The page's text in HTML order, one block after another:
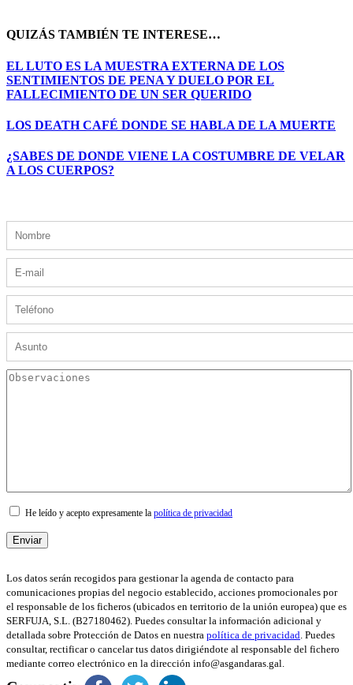
QUIZÁS TAMBIÉN TE INTERESE…
EL LUTO ES LA MUESTRA EXTERNA DE LOS
SENTIMIENTOS DE PENA Y DUELO POR EL
FALLECIMIENTO DE UN SER QUERIDO
LOS DEATH CAFÉ DONDE SE HABLA DE LA MUERTE
¿SABES DE DONDE VIENE LA COSTUMBRE DE VELAR
A LOS CUERPOS?
He leído y acepto expresamente la política de privacidad
Los datos serán recogidos para gestionar la agenda de contacto para
comunicaciones propias del negocio establecido, acciones promocionales por
el responsable de los ficheros (ubicados en territorio de la unión europea) que es
SERFUJA, S.L. (B27180462). Puedes consultar la información adicional y
detallada sobre Protección de Datos en nuestra política de privacidad. Puedes
consultar, rectificar o cancelar tus datos dirigiéndote al responsable del fichero
mediante correo electrónico en la dirección info@asgandaras.gal.